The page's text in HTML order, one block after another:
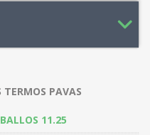
TERMOS PAVAS
11.25